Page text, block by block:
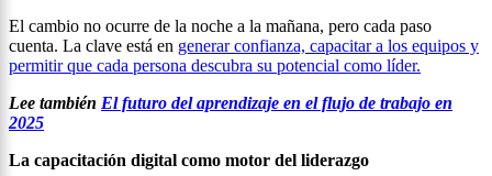
El cambio no ocurre de la noche a la mañana, pero cada paso
cuenta. La clave está en generar confianza, capacitar a los equipos y
permitir que cada persona descubra su potencial como líder.
Lee también El futuro del aprendizaje en el flujo de trabajo en
2025
La capacitación digital como motor del liderazgo